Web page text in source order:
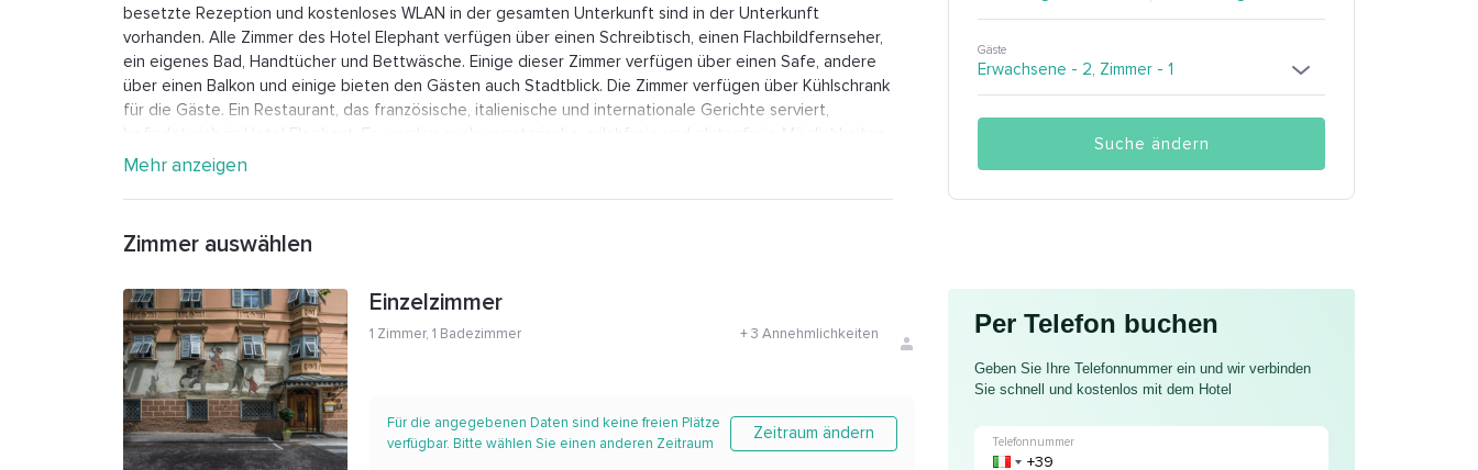
besetzte Rezeption und kostenloses WLAN in der gesamten Unterkunft sind in der Unterkunft
vorhanden. Alle Zimmer des Hotel Elephant verfügen über einen Schreibtisch, einen Flachbildfernseher,
ein eigenes Bad, Handtücher und Bettwäsche. Einige dieser Zimmer verfügen über einen Safe, andere
über einen Balkon und einige bieten den Gästen auch Stadtblick. Die Zimmer verfügen über Kühlschrank
für die Gäste. Ein Restaurant, das französische, italienische und internationale Gerichte serviert,
befindet sich im Hotel Elephant. Es werden auch vegetarische, milchfreie und glutenfreie Möglichkeiten
zur Verfügung gestellt. Tischtennis und Tennis können an diesem Hotel mit 4 Sternen gespielt werden.
Businesscenter und eine Sauna sind in der Unterkunft Hotel Elephant vor Ort vorhanden. Die Unterkunft
Hotel Elephant liegt 600 m von Brixner Dom entfernt, das Pharmaziemuseum 600 m. Der Flughafen
Bolzano liegt 45 km von der Unterkunft Hotel Elephant entfernt und ist der nächste Flughafen.
Mehr anzeigen
Gäste
Suche ändern
Zimmer auswählen
Einzelzimmer
1 Zimmer, 1 Badezimmer +3 Annehmlichkeiten
Für die angegebenen Daten sind keine freien Plätze
verfügbar. Bitte wählen Sie einen anderen Zeitraum
Zeitraum ändern
Per Telefon buchen
Geben Sie Ihre Telefonnummer ein und wir verbinden
Sie schnell und kostenlos mit dem Hotel
Telefonnummer